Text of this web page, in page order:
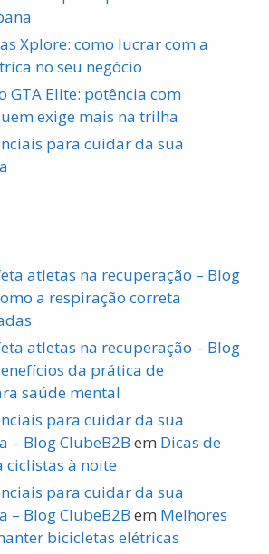
Xplore: como lucrar com a
no seu negócio
GTA Elite: potência com
exige mais na trilha
para cuidar da sua
atletas na recuperação – Blog
a respiração correta
atletas na recuperação – Blog
da prática de
saúde mental
para cuidar da sua
– Blog ClubeB2B em Dicas de
ciclistas à noite
para cuidar da sua
– Blog ClubeB2B em Melhores
bicicletas elétricas